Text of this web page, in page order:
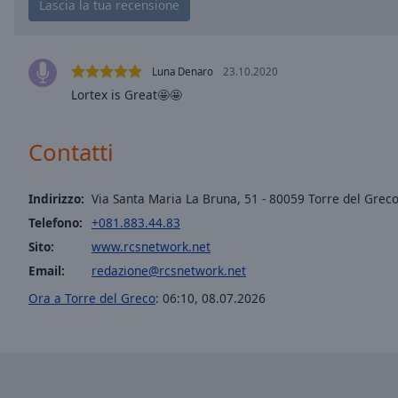
Color
Color
Opacity
Caption
Luna Denaro 23.10.2020
Lortex is Great🤩🤩
Contatti
Indirizzo: Via Santa Maria La Bruna, 51 - 80059 Torre del
Telefono: +081.883.44.83
Sito:
www.rcsnetwork.net
Email:
redazione@rcsnetwork.net
Ora a Torre del Greco: 06:10, 08.07.2026